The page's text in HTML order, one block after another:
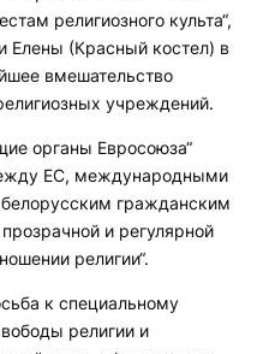
религиозного культа“,
Елены (Красный костел) в
вмешательство
учреждений.
органы Евросоюза“
ЕС, международными
гражданским
и регулярной
религии“.
к специальному
религии и